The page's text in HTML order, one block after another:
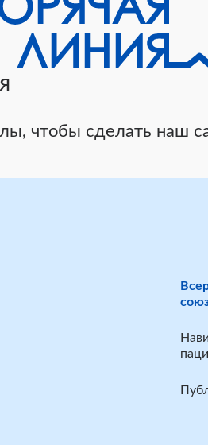
чтобы сделать наш